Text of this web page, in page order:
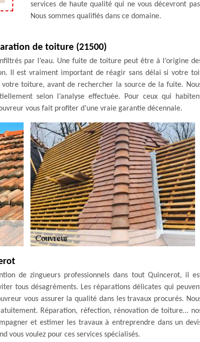
services de haute qualité qui ne vous décevront
Nous sommes qualifiés dans ce domaine.
de toiture (21500)
par l’eau. Une fuite de toiture peut être à l’origine
Il est vraiment important de réagir sans délai si votre
toiture, avant de rechercher la source de la fuite.
selon l’analyse effectuée. Pour ceux qui
vous fait profiter d’une vraie garantie décennale.
de zingueurs professionnels dans tout Quincerot, il
tous désagréments. Les réparations délicates qui
vous assurer la qualité dans les travaux procurés.
Réparation, réfection, rénovation de toiture…
et estimer les travaux à entreprendre dans un
vous voulez pour ces services spécialisés.